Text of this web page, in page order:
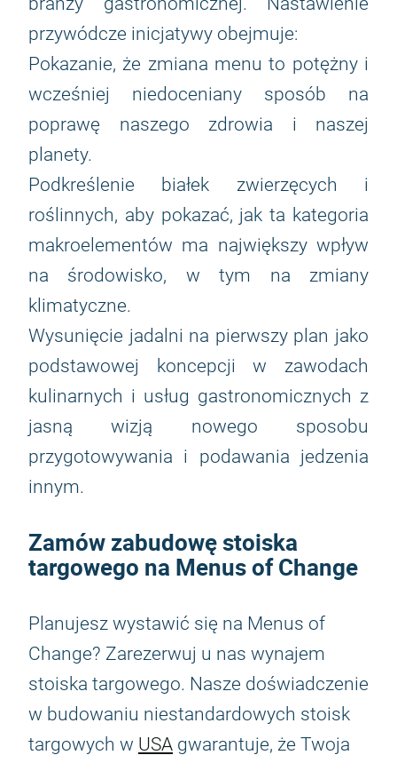
przywódcze inicjatywy obejmuje:
Pokazanie, że zmiana menu to potężny i
wcześniej niedoceniany sposób na
poprawę naszego zdrowia i naszej
planety.
Podkreślenie białek zwierzęcych i
roślinnych, aby pokazać, jak ta kategoria
makroelementów ma największy wpływ
na środowisko, w tym na zmiany
klimatyczne.
Wysunięcie jadalni na pierwszy plan jako
podstawowej koncepcji w zawodach
kulinarnych i usług gastronomicznych z
jasną wizją nowego sposobu
przygotowywania i podawania jedzenia
innym.
Zamów zabudowę stoiska
targowego na Menus of Change
Planujesz wystawić się na Menus of
Change? Zarezerwuj u nas wynajem
stoiska targowego. Nasze doświadczenie
w budowaniu niestandardowych stoisk
targowych w USA gwarantuje, że Twoja